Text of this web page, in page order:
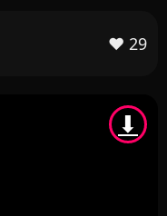
❤️ 29
⬇